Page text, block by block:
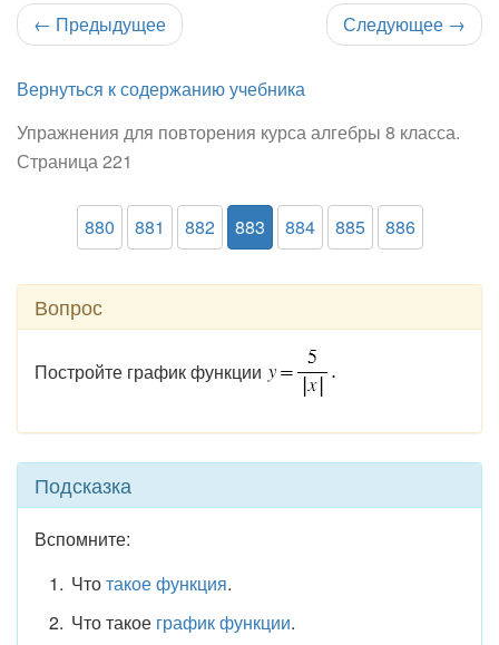
← Предыдущее Следующее →
Вернуться к содержанию учебника
Упражнения для повторения курса алгебры 8 класса.
Страница 221
880 881 882 883 884 885 886
Вопрос
Постройте график функции
Подсказка
Вспомните:
Чтотакое функция.
Что такое график функции.